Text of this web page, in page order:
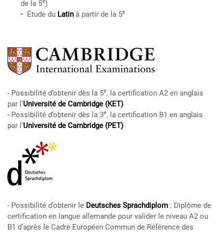
de la 5 )
Étude du Latin à partir de la 5e
- Possibilité d’obtenir dès la 5e, la certification A2 en anglais
par l’Université de Cambridge (KET)
- Possibilité d’obtenir dès la 3e, la certification B1 en anglais
par l’Université de Cambridge (PET)
- Possibilité d’obtenir le Deutsches Sprachdiplom : Diplôme de
certification en langue allemande pour valider le niveau A2 ou
B1 d’après le Cadre Européen Commun de Référence des